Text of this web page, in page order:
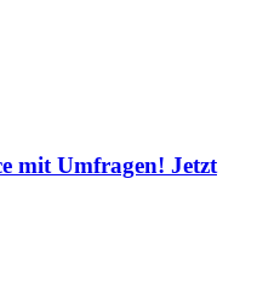
mit Umfragen! Jetzt